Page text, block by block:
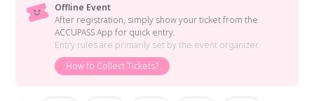
Offline Event
After registration, simply show your ticket from the
ACCUPASS App for quick entry.
Entry rules are primarily set by the event organizer.
How to Collect Tickets?